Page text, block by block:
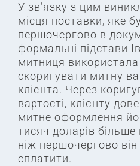
У зв’язку з цим
місця поставки, яке
першочергово в
формальні підстави
митниця
скоригувати митну
клієнта. Через
вартості, клієнту
митне оформлення
тисяч доларів
ніж першочергово
сплатити.